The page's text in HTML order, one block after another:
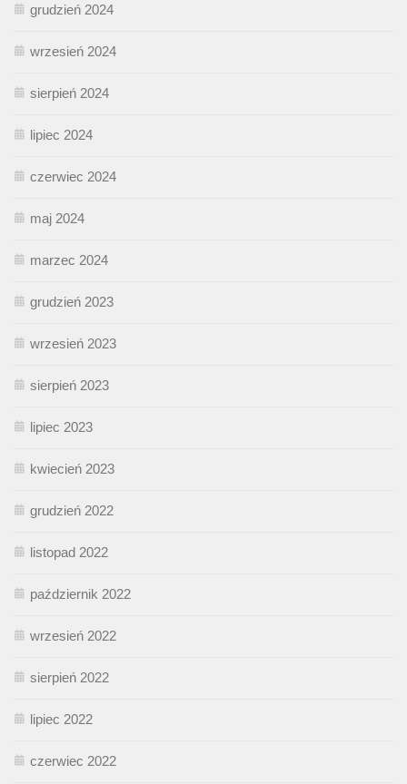
grudzień 2024
wrzesień 2024
sierpień 2024
lipiec 2024
czerwiec 2024
maj 2024
marzec 2024
grudzień 2023
wrzesień 2023
sierpień 2023
lipiec 2023
kwiecień 2023
grudzień 2022
listopad 2022
październik 2022
wrzesień 2022
sierpień 2022
lipiec 2022
czerwiec 2022